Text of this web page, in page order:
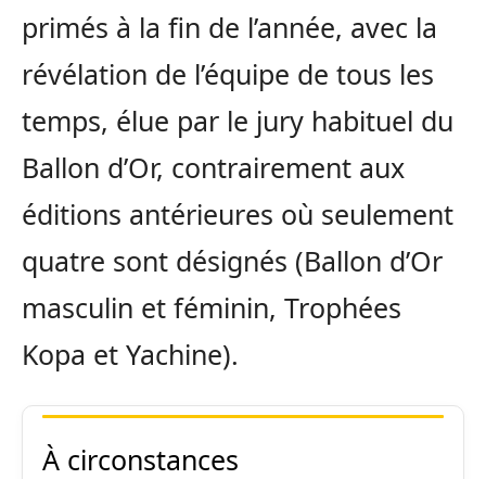
primés à la fin de l’année, avec la
révélation de l’équipe de tous les
temps, élue par le jury habituel du
Ballon d’Or, contrairement aux
éditions antérieures où seulement
quatre sont désignés (Ballon d’Or
masculin et féminin, Trophées
Kopa et Yachine).
À circonstances